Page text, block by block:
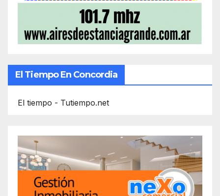
El Tiempo En Concordia
El tiempo - Tutiempo.net